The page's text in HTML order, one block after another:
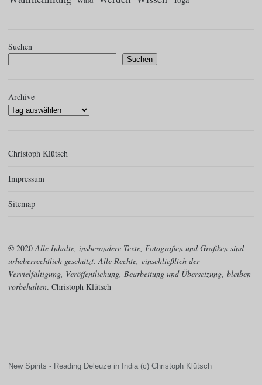
Suchen
Suchen
Archive
Christoph Klütsch
Impressum
Sitemap
© 2020Alle Inhalte, insbesondere Texte, Fotografien und Grafiken sind
urheberrechtlich geschützt. Alle Rechte, einschließlich der
Vervielfältigung, Veröffentlichung, Bearbeitung und Übersetzung, bleiben
vorbehalten. Christoph Klütsch
New Spirits - Reading Deleuze in India (c) Christoph Klütsch